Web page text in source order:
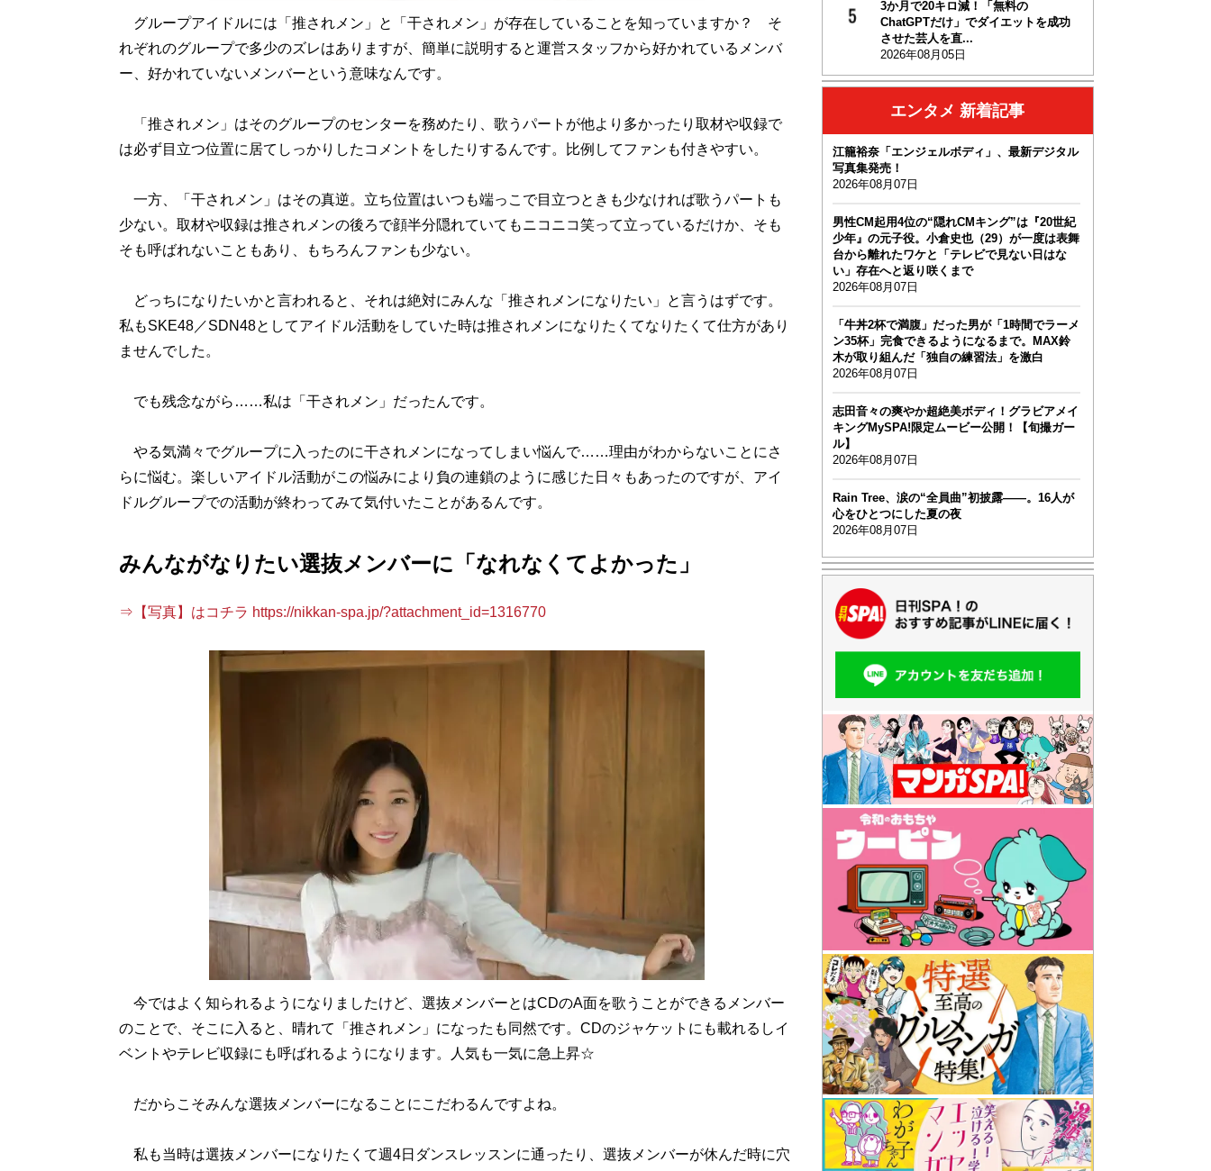
グループアイドルには「推されメン」と「干されメン」が存在していることを知っていますか？ そ
れぞれのグループで多少のズレはありますが、簡単に説明すると運営スタッフから好かれているメンバ
ー、好かれていないメンバーという意味なんです。
「推されメン」はそのグループのセンターを務めたり、歌うパートが他より多かったり取材や収録で
は必ず目立つ位置に居てしっかりしたコメントをしたりするんです。比例してファンも付きやすい。
一方、「干されメン」はその真逆。立ち位置はいつも端っこで目立つときも少なければ歌うパートも
少ない。取材や収録は推されメンの後ろで顔半分隠れていてもニコニコ笑って立っているだけか、そも
そも呼ばれないこともあり、もちろんファンも少ない。
どっちになりたいかと言われると、それは絶対にみんな「推されメンになりたい」と言うはずです。
私もSKE48／SDN48としてアイドル活動をしていた時は推されメンになりたくてなりたくて仕方があり
ませんでした。
でも残念ながら……私は「干されメン」だったんです。
やる気満々でグループに入ったのに干されメンになってしまい悩んで……理由がわからないことにさ
らに悩む。楽しいアイドル活動がこの悩みにより負の連鎖のように感じた日々もあったのですが、アイ
ドルグループでの活動が終わってみて気付いたことがあるんです。
みんながなりたい選抜メンバーに「なれなくてよかった」
⇒【写真】はコチラ https://nikkan-spa.jp/?attachment_id=1316770
今ではよく知られるようになりましたけど、選抜メンバーとはCDのA面を歌うことができるメンバー
のことで、そこに入ると、晴れて「推されメン」になったも同然です。CDのジャケットにも載れるしイ
ベントやテレビ収録にも呼ばれるようになります。人気も一気に急上昇☆
だからこそみんな選抜メンバーになることにこだわるんですよね。
私も当時は選抜メンバーになりたくて週4日ダンスレッスンに通ったり、選抜メンバーが休んだ時に穴
3か月で20キロ減！「無料の
ChatGPTだけ」でダイエットを成功
させた芸人を直...
2026年08月05日
エンタメ 新着記事
江籠裕奈「エンジェルボディ」、最新デジタル
写真集発売！
2026年08月07日
男性CM起用4位の“隠れCMキング”は『20世紀
少年』の元子役。小倉史也（29）が一度は表舞
台から離れたワケと「テレビで見ない日はな
い」存在へと返り咲くまで
2026年08月07日
「牛丼2杯で満腹」だった男が「1時間でラーメ
ン35杯」完食できるようになるまで。MAX鈴
木が取り組んだ「独自の練習法」を激白
2026年08月07日
志田音々の爽やか超絶美ボディ！グラビアメイ
キングMySPA!限定ムービー公開！【旬撮ガー
ル】
2026年08月07日
Rain Tree、涙の“全員曲”初披露――。16人が
心をひとつにした夏の夜
2026年08月07日